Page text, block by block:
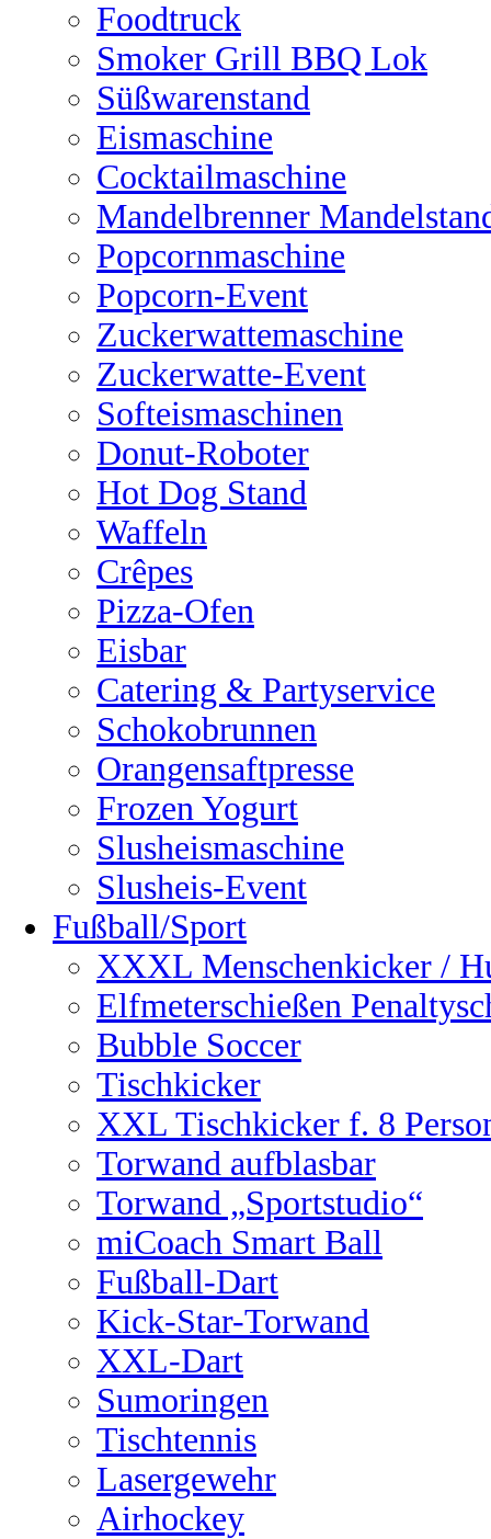
Foodtruck
Smoker Grill BBQ Lok
Süßwarenstand
Eismaschine
Cocktailmaschine
Mandelbrenner
Popcornmaschine
Popcorn-Event
Zuckerwattemaschine
Zuckerwatte-Event
Softeismaschinen
Donut-Roboter
Hot Dog Stand
Waffeln
Crêpes
Pizza-Ofen
Eisbar
Catering & Partyservice
Schokobrunnen
Orangensaftpresse
Frozen Yogurt
Slusheismaschine
Slusheis-Event
Fußball/Sport
XXXL Menschenkicker /
Elfmeterschießen
Bubble Soccer
Tischkicker
XXL Tischkicker f. 8
Torwand aufblasbar
Torwand „Sportstudio“
miCoach Smart Ball
Fußball-Dart
Kick-Star-Torwand
XXL-Dart
Sumoringen
Tischtennis
Lasergewehr
Airhockey